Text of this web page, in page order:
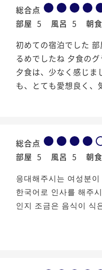
総合点
部屋 5 風呂 5 朝食
初めての宿泊でした
るめでしたね 夕食の
夕食は、少なく感じま
も、とても愛想良く、
総合点
部屋 5 風呂 5 朝食
응대해주시는 여성분
한국어로 인사를 해주
인지 조금은 음식이 식